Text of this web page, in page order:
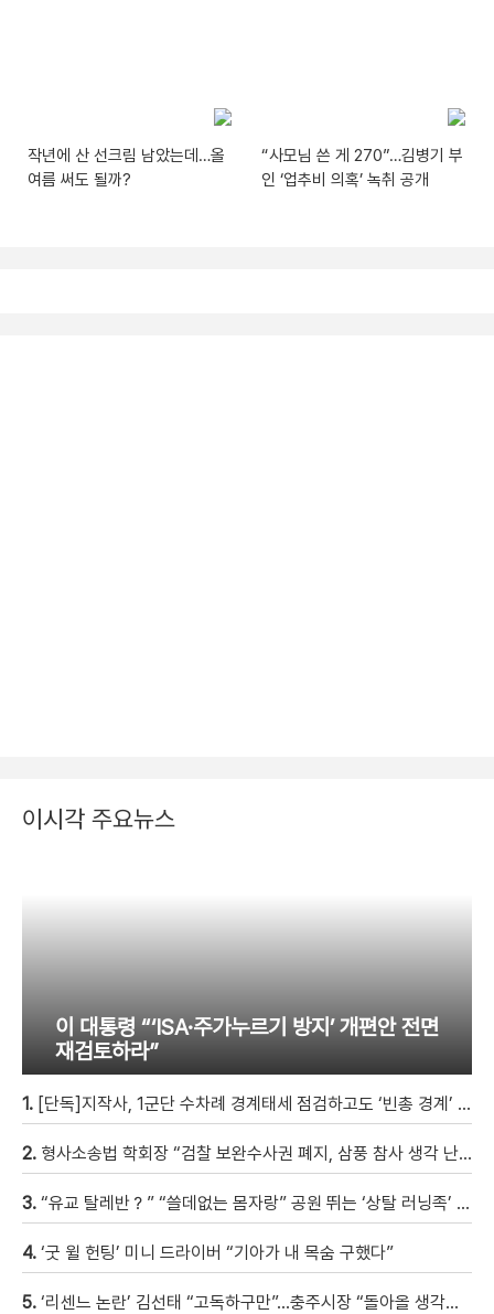
작년에 산 선크림 남았는데…올
여름 써도 될까?
“사모님 쓴 게 270”…김병기 부
인 ‘업추비 의혹’ 녹취 공개
이시각 주요뉴스
이 대통령 “‘ISA·주가누르기 방지’ 개편안 전면
재검토하라”
1. [단독]지작사, 1군단 수차례 경계태세 점검하고도 ‘빈총 경계’ 몰랐다
2. 형사소송법 학회장 “검찰 보완수사권 폐지, 삼풍 참사 생각 난다” [현장영상]
3. “유교 탈레반？” “쓸데없는 몸자랑” 공원 뛰는 ‘상탈 러닝족’ 갑론을박 [자막뉴스]
4. ‘굿 윌 헌팅’ 미니 드라이버 “기아가 내 목숨 구했다”
5. ‘리센느 논란’ 김선태 “고독하구만”…충주시장 “돌아올 생각은?”